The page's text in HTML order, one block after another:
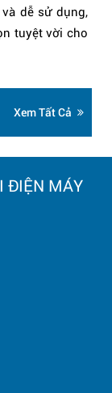
dễ sử dụng,
tuyệt vời cho
Xem Tất Cả
ĐIỆN MÁY